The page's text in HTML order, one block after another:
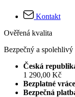
Kontakt
Ověřená kvalita
Bezpečný a spolehlivý
Česká
1 290,00 Kč
Bezplatné
Bezpečná